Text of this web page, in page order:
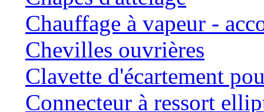
Chauffage à vapeur -
Chevilles ouvrières
Clavette d'écartement
Connecteur à ressort